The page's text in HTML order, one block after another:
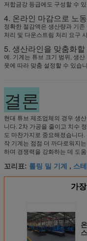
저합금강 등급에도 구성할 수
4. 온라인 마감으로 노
정확한 절감액은 생산량과 기
처리 및 다운스트림 처리 요구
5. 생산라인을 맞춤화
예. 기계는 튜브 크기 범위, 생
웃에 따라 맞춤 설정할 수 있습
결론
현대 튜브 제조업체의 경우 생
니다. 2차 가공을 줄이고 치수
도 마찬가지로 중요해졌습니다
작 기계는 점점 더 까다로워지
하며 경쟁력을 강화하는 데 도
꼬리표: 롤링 밀 기계 , 스
가